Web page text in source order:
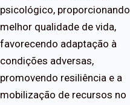
psicológico, proporcionando
melhor qualidade de vida,
favorecendo adaptação à
condições adversas,
promovendo resiliência e a
mobilização de recursos no